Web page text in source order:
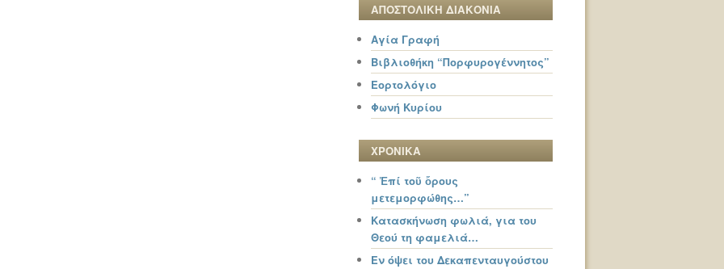
ΑΠΟΣΤΟΛΙΚΗ ΔΙΑΚΟΝΙΑ
Αγία Γραφή
Βιβλιοθήκη “Πορφυρογέννητος”
Εορτολόγιο
Φωνή Κυρίου
ΧΡΟΝΙΚΑ
“ Ἐπί τοῦ ὄρους
μετεμορφώθης…”
Κατασκήνωση φωλιά, για του
Θεού τη φαμελιά…
Εν όψει του Δεκαπενταυγούστου